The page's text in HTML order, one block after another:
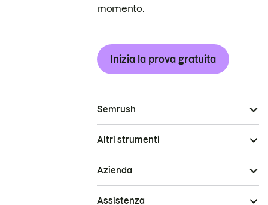
momento.
Inizia la prova gratuita
Semrush
Altri strumenti
Azienda
Assistenza